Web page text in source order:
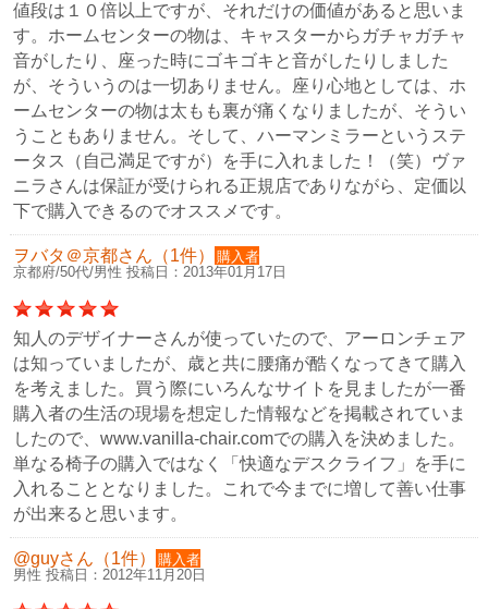
値段は１０倍以上ですが、それだけの価値があると思いま
す。ホームセンターの物は、キャスターからガチャガチャ
音がしたり、座った時にゴキゴキと音がしたりしました
が、そういうのは一切ありません。座り心地としては、ホ
ームセンターの物は太もも裏が痛くなりましたが、そうい
うこともありません。そして、ハーマンミラーというステ
ータス（自己満足ですが）を手に入れました！（笑）ヴァ
ニラさんは保証が受けられる正規店でありながら、定価以
下で購入できるのでオススメです。
ヲバタ＠京都さん（1件）
購入者
京都府/50代/男性 投稿日：2013年01月17日
知人のデザイナーさんが使っていたので、アーロンチェア
は知っていましたが、歳と共に腰痛が酷くなってきて購入
を考えました。買う際にいろんなサイトを見ましたが一番
購入者の生活の現場を想定した情報などを掲載されていま
したので、www.vanilla-chair.comでの購入を決めました。
単なる椅子の購入ではなく「快適なデスクライフ」を手に
入れることとなりました。これで今までに増して善い仕事
が出来ると思います。
@guyさん（1件）
購入者
男性 投稿日：2012年11月20日